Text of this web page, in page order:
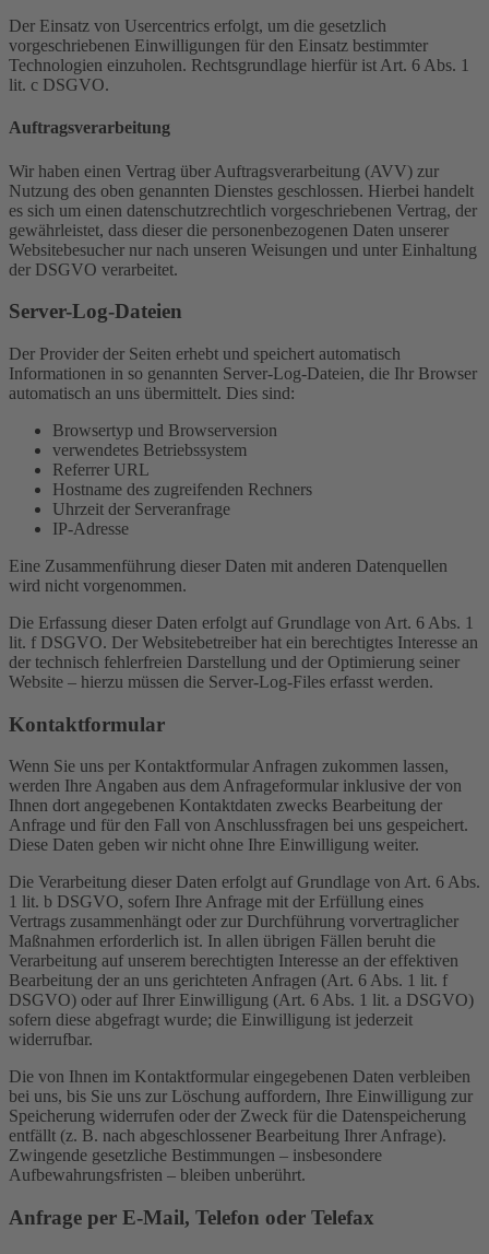
Der Einsatz von Usercentrics erfolgt, um die gesetzlich
vorgeschriebenen Einwilligungen für den Einsatz bestimmter
Technologien einzuholen. Rechtsgrundlage hierfür ist Art. 6 Abs. 1
lit. c DSGVO.
Auftragsverarbeitung
Wir haben einen Vertrag über Auftragsverarbeitung (AVV) zur
Nutzung des oben genannten Dienstes geschlossen. Hierbei handelt
es sich um einen datenschutzrechtlich vorgeschriebenen Vertrag, der
gewährleistet, dass dieser die personenbezogenen Daten unserer
Websitebesucher nur nach unseren Weisungen und unter Einhaltung
der DSGVO verarbeitet.
Server-Log-Dateien
Der Provider der Seiten erhebt und speichert automatisch
Informationen in so genannten Server-Log-Dateien, die Ihr Browser
automatisch an uns übermittelt. Dies sind:
Browsertyp und Browserversion
verwendetes Betriebssystem
Referrer URL
Hostname des zugreifenden Rechners
Uhrzeit der Serveranfrage
IP-Adresse
Eine Zusammenführung dieser Daten mit anderen Datenquellen
wird nicht vorgenommen.
Die Erfassung dieser Daten erfolgt auf Grundlage von Art. 6 Abs. 1
lit. f DSGVO. Der Websitebetreiber hat ein berechtigtes Interesse an
der technisch fehlerfreien Darstellung und der Optimierung seiner
Website – hierzu müssen die Server-Log-Files erfasst werden.
Kontaktformular
Wenn Sie uns per Kontaktformular Anfragen zukommen lassen,
werden Ihre Angaben aus dem Anfrageformular inklusive der von
Ihnen dort angegebenen Kontaktdaten zwecks Bearbeitung der
Anfrage und für den Fall von Anschlussfragen bei uns gespeichert.
Diese Daten geben wir nicht ohne Ihre Einwilligung weiter.
Die Verarbeitung dieser Daten erfolgt auf Grundlage von Art. 6 Abs.
1 lit. b DSGVO, sofern Ihre Anfrage mit der Erfüllung eines
Vertrags zusammenhängt oder zur Durchführung vorvertraglicher
Maßnahmen erforderlich ist. In allen übrigen Fällen beruht die
Verarbeitung auf unserem berechtigten Interesse an der effektiven
Bearbeitung der an uns gerichteten Anfragen (Art. 6 Abs. 1 lit. f
DSGVO) oder auf Ihrer Einwilligung (Art. 6 Abs. 1 lit. a DSGVO)
sofern diese abgefragt wurde; die Einwilligung ist jederzeit
widerrufbar.
Die von Ihnen im Kontaktformular eingegebenen Daten verbleiben
bei uns, bis Sie uns zur Löschung auffordern, Ihre Einwilligung zur
Speicherung widerrufen oder der Zweck für die Datenspeicherung
entfällt (z. B. nach abgeschlossener Bearbeitung Ihrer Anfrage).
Zwingende gesetzliche Bestimmungen – insbesondere
Aufbewahrungsfristen – bleiben unberührt.
Anfrage per E-Mail, Telefon oder Telefax